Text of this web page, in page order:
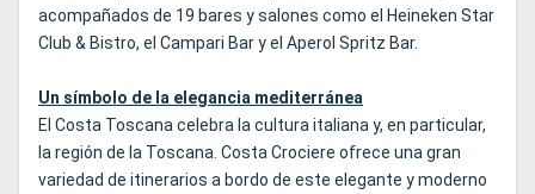
acompañados de 19 bares y salones como el Heineken Star
Club & Bistro, el Campari Bar y el Aperol Spritz Bar.
Un símbolo de la elegancia mediterránea
El Costa Toscana celebra la cultura italiana y, en particular,
la región de la Toscana. Costa Crociere ofrece una gran
variedad de itinerarios a bordo de este elegante y moderno